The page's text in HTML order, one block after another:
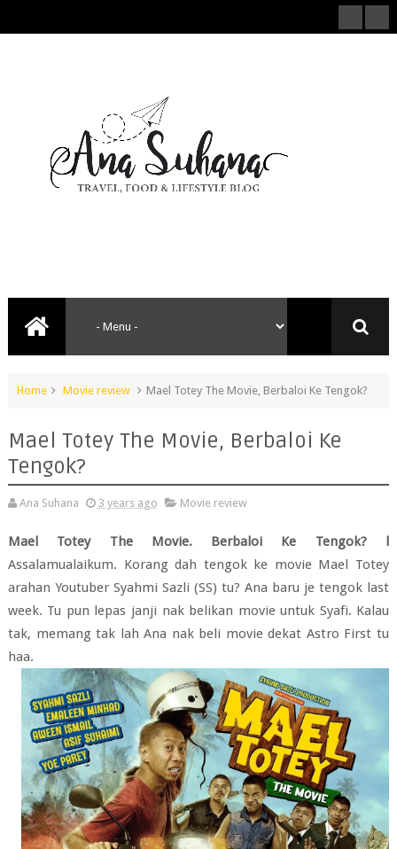
Home Movie review Mael Totey The Movie, Berbaloi Ke Tengok?
Mael Totey The Movie, Berbaloi Ke
Tengok?
Ana Suhana 3 years ago Movie review
Mael Totey The Movie. Berbaloi Ke Tengok? l
Assalamualaikum. Korang dah tengok ke movie Mael Totey
arahan Youtuber Syahmi Sazli (SS) tu? Ana baru je tengok last
week. Tu pun lepas janji nak belikan movie untuk Syafi. Kalau
tak, memang tak lah Ana nak beli movie dekat Astro First tu
haa.